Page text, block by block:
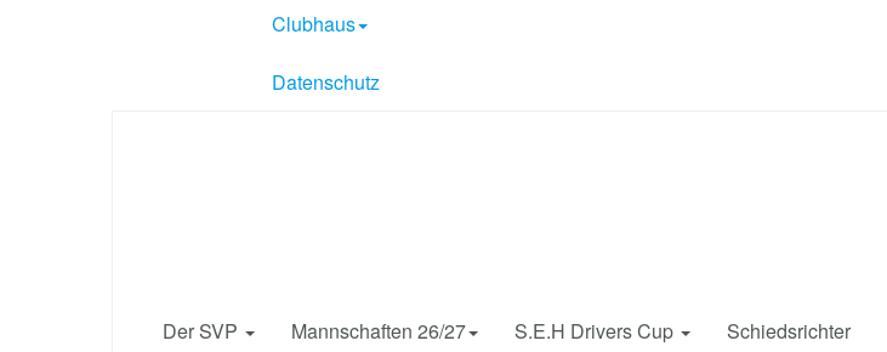
Clubhaus
Datenschutz
Der SVP
Mannschaften 26/27 S.E.H Drivers Cup Schiedsrichter